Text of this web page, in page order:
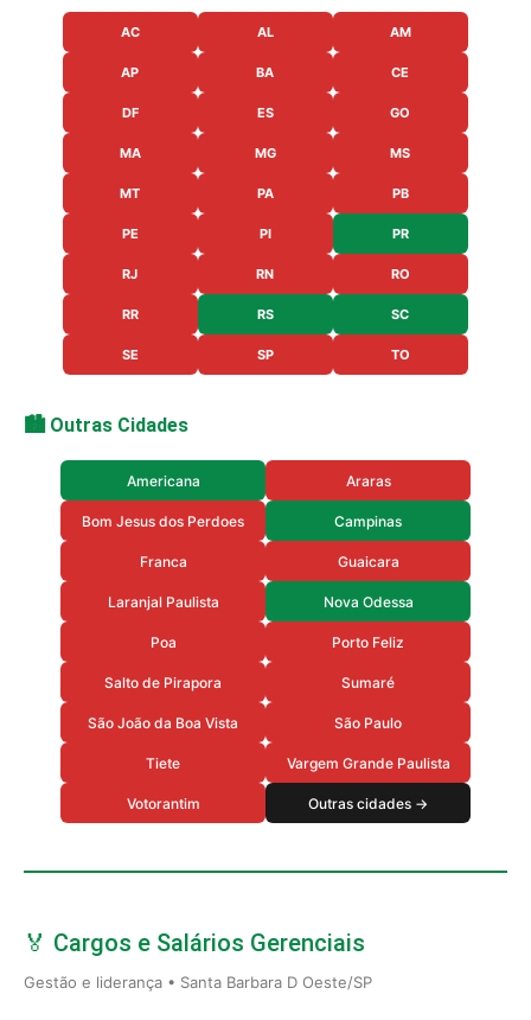
AC AL AM
AP BA CE
DF ES GO
MA MG MS
MT PA PB
PE PI PR
RJ RN RO
RR RS SC
SE SP TO
🏙️ Outras Cidades
Americana Araras
Bom Jesus dos Perdoes Campinas
Franca Guaicara
Laranjal Paulista Nova Odessa
Poa Porto Feliz
Salto de Pirapora Sumaré
São João da Boa Vista São Paulo
Tiete Vargem Grande Paulista
Votorantim Outras cidades →
🏅 Cargos e Salários Gerenciais
Gestão e liderança • Santa Barbara D Oeste/SP